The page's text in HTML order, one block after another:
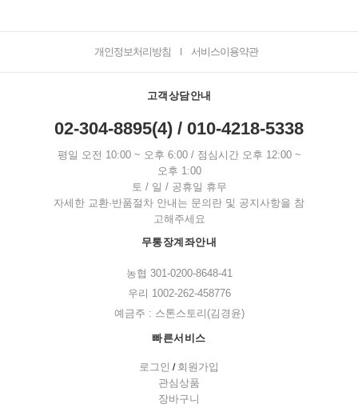
개인정보처리방침 서비스이용약관
고객상담안내
02-304-8895(4) / 010-4218-5338
평일 오전 10:00 ~ 오후 6:00 / 점심시간 오후 12:00 ~
오후 1:00
토 / 일 / 공휴일 휴무
자세한 교환·반품절차 안내는 문의란 및 공지사항을 참
고해주세요
무통장계좌안내
농협 301-0200-8648-41
우리 1002-262-458776
예금주 : 스톤스토리(김경윤)
빠른서비스
로그인 / 회원가입
관심상품
장바구니